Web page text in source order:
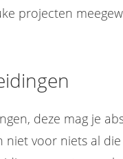
projecten
deze mag je
niet voor niets al